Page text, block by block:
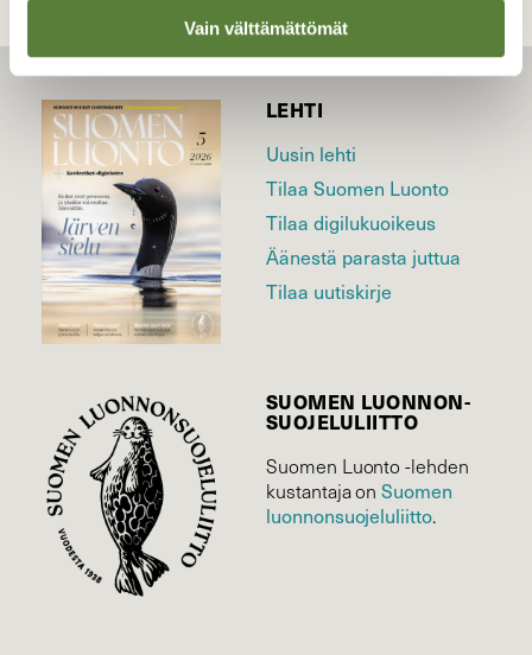
Vain välttämättömät
LEHTI
Uusin lehti
Tilaa Suomen Luonto
Tilaa digilukuoikeus
Äänestä parasta juttua
Tilaa uutiskirje
SUOMEN LUONNON­
SUOJELU­LIITTO
Suomen Luonto -lehden
kustantaja onSuomen
luonnonsuojelu­liitto.